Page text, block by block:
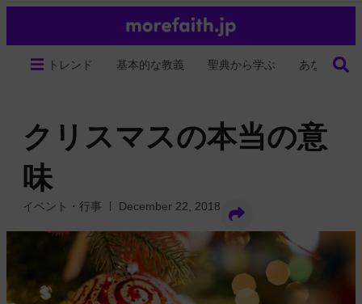
トレンド 基本的な教義 聖典から学ぶ あなたの生
クリスマスの本当の意
味
イベント・行事 December 22, 2018